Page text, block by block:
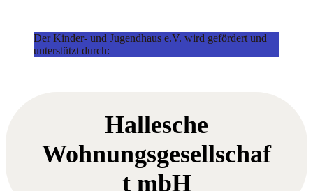
Der Kinder- und Jugendhaus e.V. wird gefördert und
unterstützt durch:
Hallesche
Wohnungsgesellschaf
t mbH